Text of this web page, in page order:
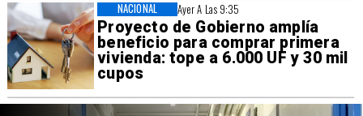
Ayer A Las 9:35
Proyecto de Gobierno amplía
beneficio para comprar primera
vivienda: tope a 6.000 UF y 30 mil
cupos
NACIONAL